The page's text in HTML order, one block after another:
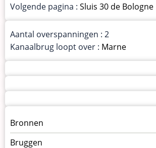
Volgende pagina : Sluis 30 de Bologne
Aantal overspanningen : 2
Kanaalbrug loopt over : Marne
Menu
kunstwerken
op
Bronnen
Bruggen